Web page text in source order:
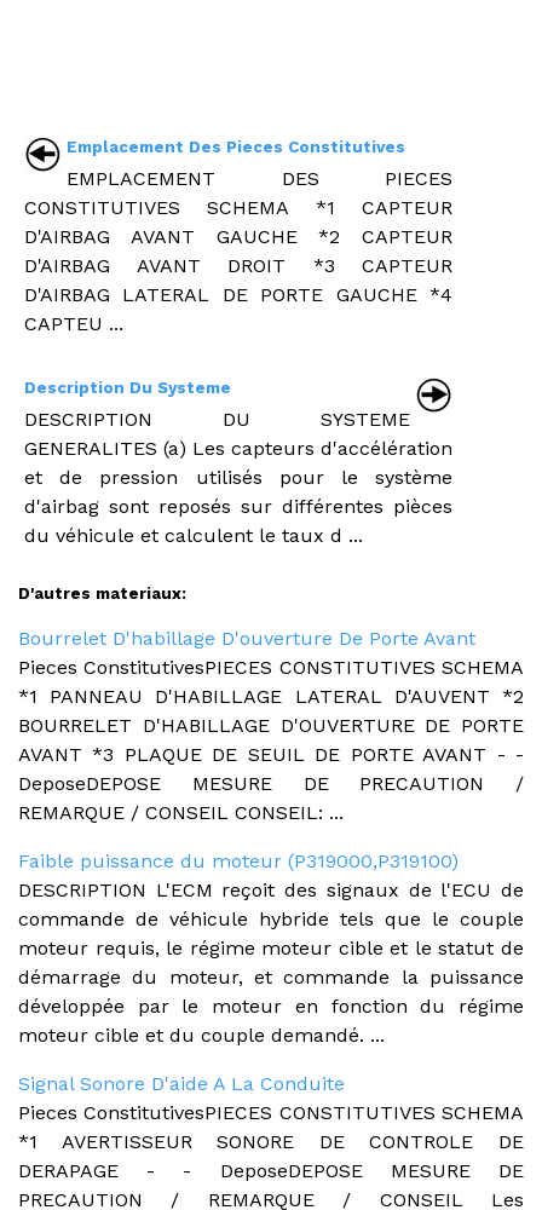
Emplacement Des Pieces Constitutives
EMPLACEMENT DES PIECES
CONSTITUTIVES SCHEMA *1 CAPTEUR
D'AIRBAG AVANT GAUCHE *2 CAPTEUR
D'AIRBAG AVANT DROIT *3 CAPTEUR
D'AIRBAG LATERAL DE PORTE GAUCHE *4
CAPTEU ...
Description Du Systeme
DESCRIPTION DU SYSTEME
GENERALITES (a) Les capteurs d'accélération
et de pression utilisés pour le système
d'airbag sont reposés sur différentes pièces
du véhicule et calculent le taux d ...
D'autres materiaux:
Bourrelet D'habillage D'ouverture De Porte Avant
Pieces ConstitutivesPIECES CONSTITUTIVES SCHEMA
*1 PANNEAU D'HABILLAGE LATERAL D'AUVENT *2
BOURRELET D'HABILLAGE D'OUVERTURE DE PORTE
AVANT *3 PLAQUE DE SEUIL DE PORTE AVANT - -
DeposeDEPOSE MESURE DE PRECAUTION /
REMARQUE / CONSEIL CONSEIL: ...
Faible puissance du moteur (P319000,P319100)
DESCRIPTION L'ECM reçoit des signaux de l'ECU de
commande de véhicule hybride tels que le couple
moteur requis, le régime moteur cible et le statut de
démarrage du moteur, et commande la puissance
développée par le moteur en fonction du régime
moteur cible et du couple demandé. ...
Signal Sonore D'aide A La Conduite
Pieces ConstitutivesPIECES CONSTITUTIVES SCHEMA
*1 AVERTISSEUR SONORE DE CONTROLE DE
DERAPAGE - - DeposeDEPOSE MESURE DE
PRECAUTION / REMARQUE / CONSEIL Les